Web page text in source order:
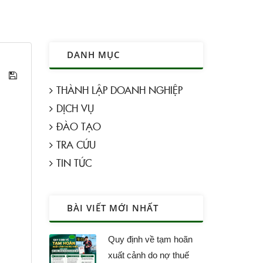
DANH MỤC
THÀNH LẬP DOANH NGHIỆP
DỊCH VỤ
ĐÀO TẠO
TRA CỨU
TIN TỨC
BÀI VIẾT MỚI NHẤT
Quy định về tạm hoãn
xuất cảnh do nợ thuế